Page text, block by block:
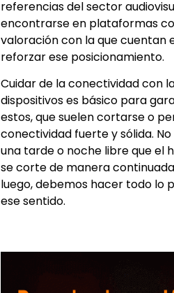
referencias del sector
encontrarse en plataformas
valoración con la que cuentan
reforzar ese posicionamiento.
Cuidar de la conectividad con
dispositivos es básico para
estos, que suelen cortarse o
conectividad fuerte y sólida.
una tarde o noche libre que el
se corte de manera
luego, debemos hacer todo lo
ese sentido.